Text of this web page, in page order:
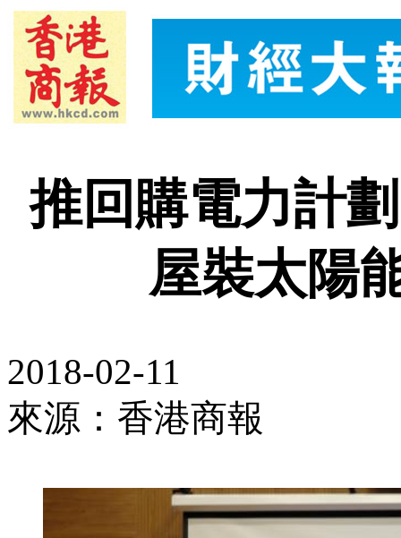
推回購電力計
屋裝太陽
2018-02-11
來源：香港商報